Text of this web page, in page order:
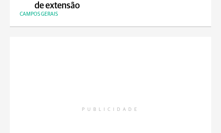
de extensão
CAMPOS GERAIS
PUBLICIDADE